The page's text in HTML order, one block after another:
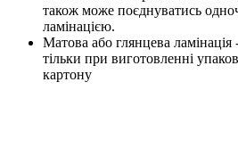
також може поєднуватись
ламінацією.
Матова або глянцева
тільки при виготовленні
картону